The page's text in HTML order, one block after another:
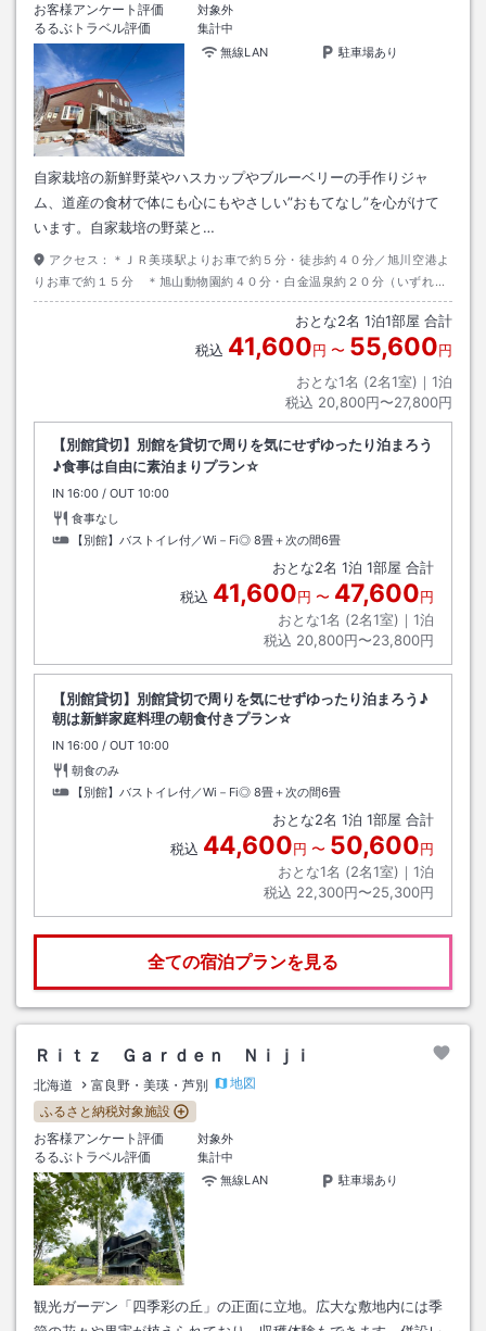
お客様アンケート評価
対象外
るるぶトラベル評価
集計中
無線LAN
駐車場あり
自家栽培の新鮮野菜やハスカップやブルーベリーの手作りジャ
ム、道産の食材で体にも心にもやさしい”おもてなし”を心がけて
います。自家栽培の野菜と…
アクセス：
＊ＪＲ美瑛駅よりお車で約５分・徒歩約４０分／旭川空港よ
りお車で約１５分 ＊旭山動物園約４０分・白金温泉約２０分（いずれも
お車にて）
おとな2名 1泊1部屋 合計
税込 41,600円 〜 55,600円
おとな1名 (2名1室)｜ 1泊
税込 20,800円〜27,800円
【別館貸切】別館を貸切で周りを気にせずゆったり泊まろう
♪食事は自由に素泊まりプラン☆
IN チェックイン
16:00 / OUT チェックアウト
10:00
食事なし
【別館】バストイレ付／Wi－Fi◎ 8畳＋次の間6畳
おとな2名 1泊 1部屋 合計
税込 41,600円 〜 47,600円
おとな1名 (2名1室)｜ 1泊
税込 20,800円〜23,800円
【別館貸切】別館貸切で周りを気にせずゆったり泊まろう♪
朝は新鮮家庭料理の朝食付きプラン☆
IN チェックイン
16:00 / OUT チェックアウト
10:00
朝食のみ
【別館】バストイレ付／Wi－Fi◎ 8畳＋次の間6畳
おとな2名 1泊 1部屋 合計
税込 44,600円 〜 50,600円
おとな1名 (2名1室)｜ 1泊
税込 22,300円〜25,300円
全ての宿泊プランを見る
Ｒｉｔｚ Ｇａｒｄｅｎ Ｎｉｊｉ
北海道 富良野・美瑛・芦別
地図
ふるさと納税対象施設
お客様アンケート評価
対象外
るるぶトラベル評価
集計中
無線LAN
駐車場あり
観光ガーデン「四季彩の丘」の正面に立地。広大な敷地内には季